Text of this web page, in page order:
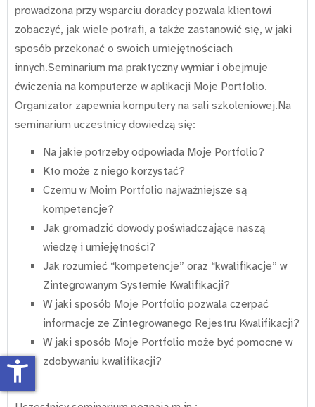
prowadzona przy wsparciu doradcy pozwala klientowi
zobaczyć, jak wiele potrafi, a także zastanowić się, w jaki
sposób przekonać o swoich umiejętnościach
innych.Seminarium ma praktyczny wymiar i obejmuje
ćwiczenia na komputerze w aplikacji Moje Portfolio.
Organizator zapewnia komputery na sali szkoleniowej.Na
seminarium uczestnicy dowiedzą się:
Na jakie potrzeby odpowiada Moje Portfolio?
Kto może z niego korzystać?
Czemu w Moim Portfolio najważniejsze są
kompetencje?
Jak gromadzić dowody poświadczające naszą
wiedzę i umiejętności?
Jak rozumieć “kompetencje” oraz “kwalifikacje” w
Zintegrowanym Systemie Kwalifikacji?
W jaki sposób Moje Portfolio pozwala czerpać
informacje ze Zintegrowanego Rejestru Kwalifikacji?
W jaki sposób Moje Portfolio może być pomocne w
zdobywaniu kwalifikacji?
accessibility_new